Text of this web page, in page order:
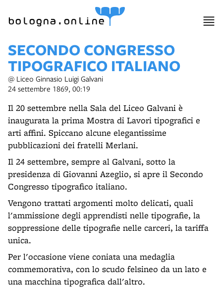
bologna.online
SECONDO CONGRESSO
TIPOGRAFICO ITALIANO
@ Liceo Ginnasio Luigi Galvani
24 settembre 1869, 00:19
Il 20 settembre nella Sala del Liceo Galvani è
inaugurata la prima Mostra di Lavori tipografici e
arti affini. Spiccano alcune elegantissime
pubblicazioni dei fratelli Merlani.
Il 24 settembre, sempre al Galvani, sotto la
presidenza di Giovanni Azeglio, si apre il Secondo
Congresso tipografico italiano.
Vengono trattati argomenti molto delicati, quali
l'ammissione degli apprendisti nelle tipografie, la
soppressione delle tipografie nelle carceri, la tariffa
unica.
Per l'occasione viene coniata una medaglia
commemorativa, con lo scudo felsineo da un lato e
una macchina tipografica dall'altro.